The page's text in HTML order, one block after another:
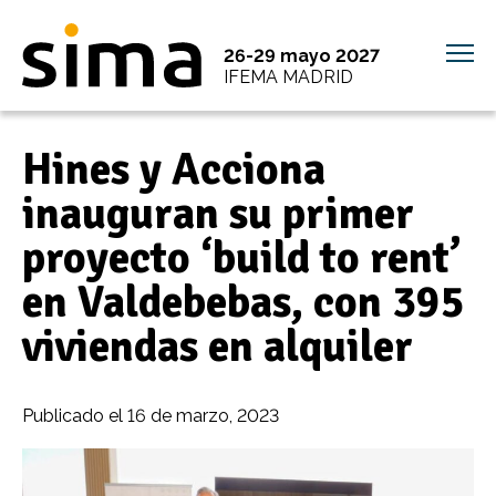
26-29 mayo 2027
IFEMA MADRID
Hines y Acciona
inauguran su primer
proyecto ‘build to rent’
en Valdebebas, con 395
viviendas en alquiler
Publicado el 16 de marzo, 2023